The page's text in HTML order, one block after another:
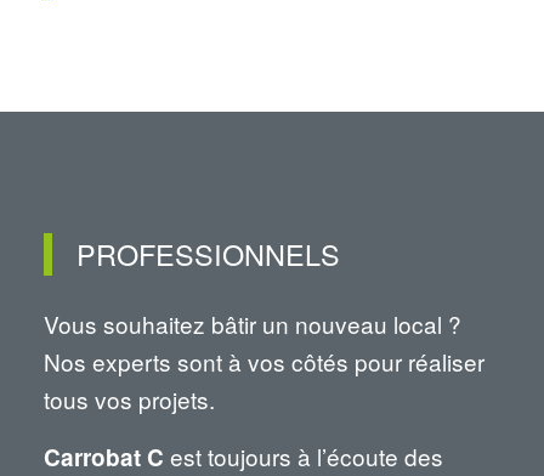
PROFESSIONNELS
Vous souhaitez bâtir un nouveau local ?
Nos experts sont à vos côtés pour réaliser
tous vos projets.
Carrobat C est toujours à l’écoute des